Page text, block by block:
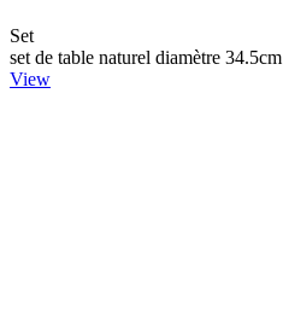
Set
set de table naturel diamètre 34.5cm
View